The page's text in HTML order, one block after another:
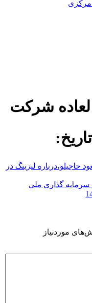
مرکزی
شرکت
لیزینگ در
گذاری ملی
موردنیاز